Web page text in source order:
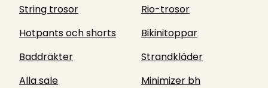
String trosor
Rio-trosor
Hotpants och shorts
Bikinitoppar
Baddräkter
Strandkläder
Alla sale
Minimizer bh